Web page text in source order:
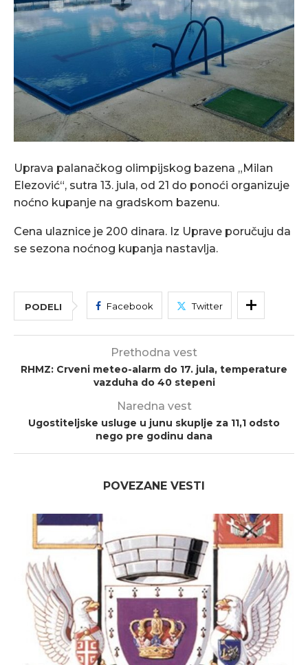
Uprava palanačkog olimpijskog bazena „Milan
Elezović“, sutra 13. jula, od 21 do ponoći organizuje
noćno kupanje na gradskom bazenu.
Cena ulaznice je 200 dinara. Iz Uprave poručuju da
se sezona noćnog kupanja nastavlja.
PODELI Facebook Twitter
Prethodna vest
RHMZ: Crveni meteo-alarm do 17. jula, temperature
vazduha do 40 stepeni
Naredna vest
Ugostiteljske usluge u junu skuplje za 11,1 odsto
nego pre godinu dana
POVEZANE VESTI